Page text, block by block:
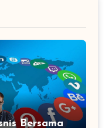
Bersama